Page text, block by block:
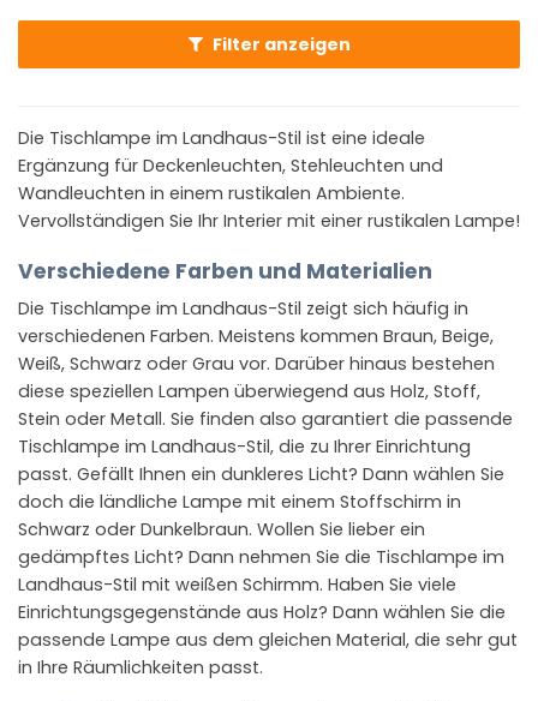
Filter anzeigen
Die Tischlampe im Landhaus-Stil ist eine ideale
Ergänzung für Deckenleuchten, Stehleuchten und
Wandleuchten in einem rustikalen Ambiente.
Vervollständigen Sie Ihr Interier mit einer rustikalen Lampe!
Verschiedene Farben und Materialien
Die Tischlampe im Landhaus-Stil zeigt sich häufig in
verschiedenen Farben. Meistens kommen Braun, Beige,
Weiß, Schwarz oder Grau vor. Darüber hinaus bestehen
diese speziellen Lampen überwiegend aus Holz, Stoff,
Stein oder Metall. Sie finden also garantiert die passende
Tischlampe im Landhaus-Stil, die zu Ihrer Einrichtung
passt. Gefällt Ihnen ein dunkleres Licht? Dann wählen Sie
doch die ländliche Lampe mit einem Stoffschirm in
Schwarz oder Dunkelbraun. Wollen Sie lieber ein
gedämpftes Licht? Dann nehmen Sie die Tischlampe im
Landhaus-Stil mit weißen Schirmm. Haben Sie viele
Einrichtungsgegenstände aus Holz? Dann wählen Sie die
passende Lampe aus dem gleichen Material, die sehr gut
in Ihre Räumlichkeiten passt.